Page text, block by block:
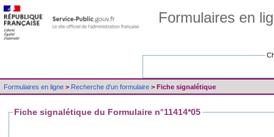
Formulaires en
Formulaires en ligne > Recherche d'un formulaire > Fiche signalétique
Fiche signalétique du Formulaire n°11414*05